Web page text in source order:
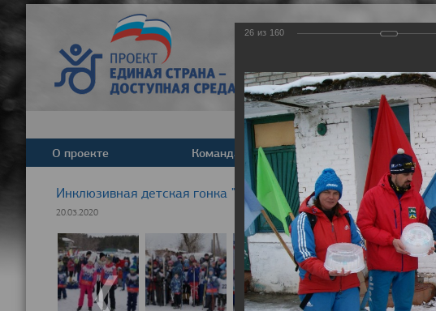
О проекте Команда Новости
Инклюзивная детская гонка "Лыжня здоровья" 2020
20.03.2020
26 из 160